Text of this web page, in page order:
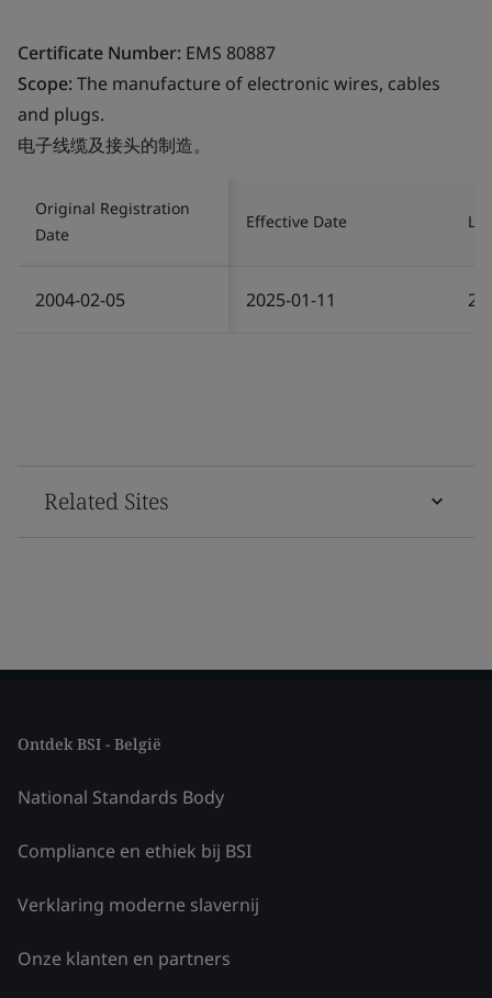
Certificate Number: EMS 80887
Scope:The manufacture of electronic wires, cables
and plugs.
电子线缆及接头的制造。
Original Registration
Date
Effective Date
2004-02-05 2025-01-11
Related Sites
Ontdek BSI - België
National Standards Body
Compliance en ethiek bij BSI
Verklaring moderne slavernij
Onze klanten en partners